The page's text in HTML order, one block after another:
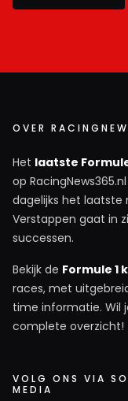
OVER
Het laatste
op
dagelijks het laatste
Verstappen gaat in
successen.
Bekijk de Formule 1
races, met
time informatie. Wil
complete overzicht!
VOLG ONS VIA
MEDIA